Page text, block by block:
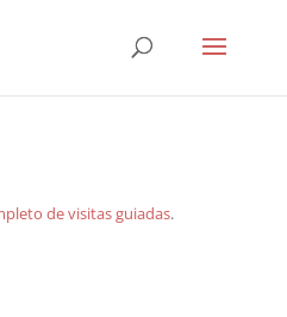
de visitas guiadas.